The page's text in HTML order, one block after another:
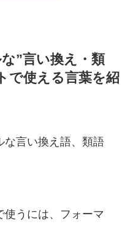
”言い換え・類
で使える言葉を紹
な言い換え語、類語
使うには、フォーマ